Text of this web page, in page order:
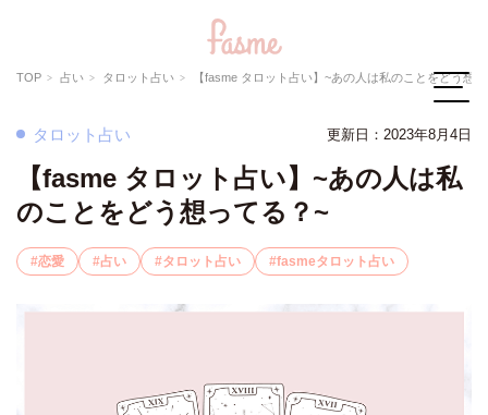
TOP 占い タロット占い 【fasme タロット占い】~あの人は私のことをどう想ってる
タロット占い 更新日：2023年8月4日
【fasme タロット占い】~あの人は私
のことをどう想ってる？~
恋愛 占い タロット占い fasmeタロット占い